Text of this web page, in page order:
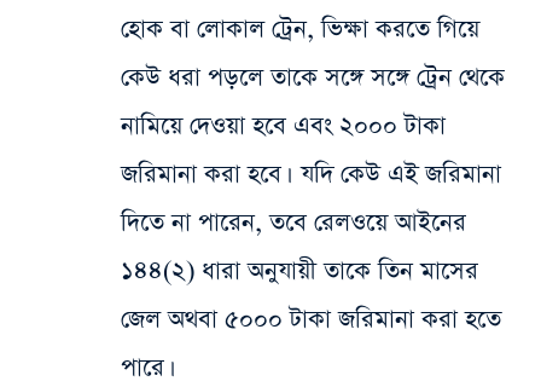
হোক বা লোকাল ট্রেন, ভিক্ষা করতে গিয়ে
কেউ ধরা পড়লে তাকে সঙ্গে সঙ্গে ট্রেন থেকে
নামিয়ে দেওয়া হবে এবং ২০০০ টাকা
জরিমানা করা হবে। যদি কেউ এই জরিমানা
দিতে না পারেন, তবে রেলওয়ে আইনের
১৪৪(২) ধারা অনুযায়ী তাকে তিন মাসের
জেল অথবা ৫০০০ টাকা জরিমানা করা হতে
পারে।